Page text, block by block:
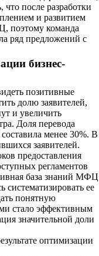
после разработки
и развитием
поэтому команда
ряд предложений с
бизнес-
позитивные
долю заявителей,
и увеличить
Доля перевода
менее 30%. В
заявителей.
предоставления
регламентов
база знаний МФЦ
систематизировать ее
понятную
стало эффективным
значительной доли